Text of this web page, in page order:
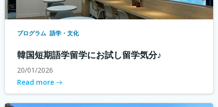
プログラム 語学・文化
韓国短期語学留学にお試し留学気分♪
20/01/2026
Read more